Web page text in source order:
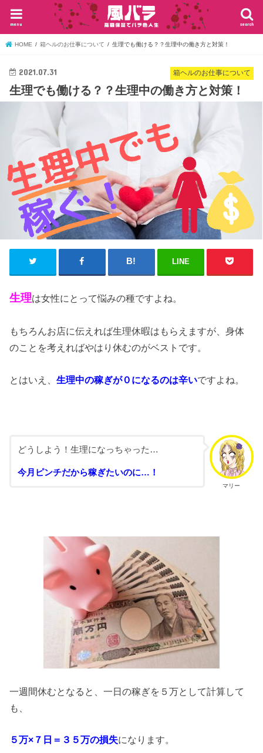
search
menu
HOME 箱ヘルのお仕事について 生理でも働ける？？生理中の働き方と対策！
箱ヘルのお仕事について
2021.07.31
生理でも働ける？？生理中の働き方と対策！
LINE
生理は女性にとって悩みの種ですよね。
もちろんお店に伝えれば生理休暇はもらえますが、身体
のことを考えればやはり休むのがベストです。
とはいえ、生理中の稼ぎが０になるのは辛いですよね。
マリー
どうしよう！生理になっちゃった…
今月ピンチだから稼ぎたいのに…！
一週間休むとなると、一日の稼ぎを５万として計算して
も、
５万×７日＝３５万の損失になります。